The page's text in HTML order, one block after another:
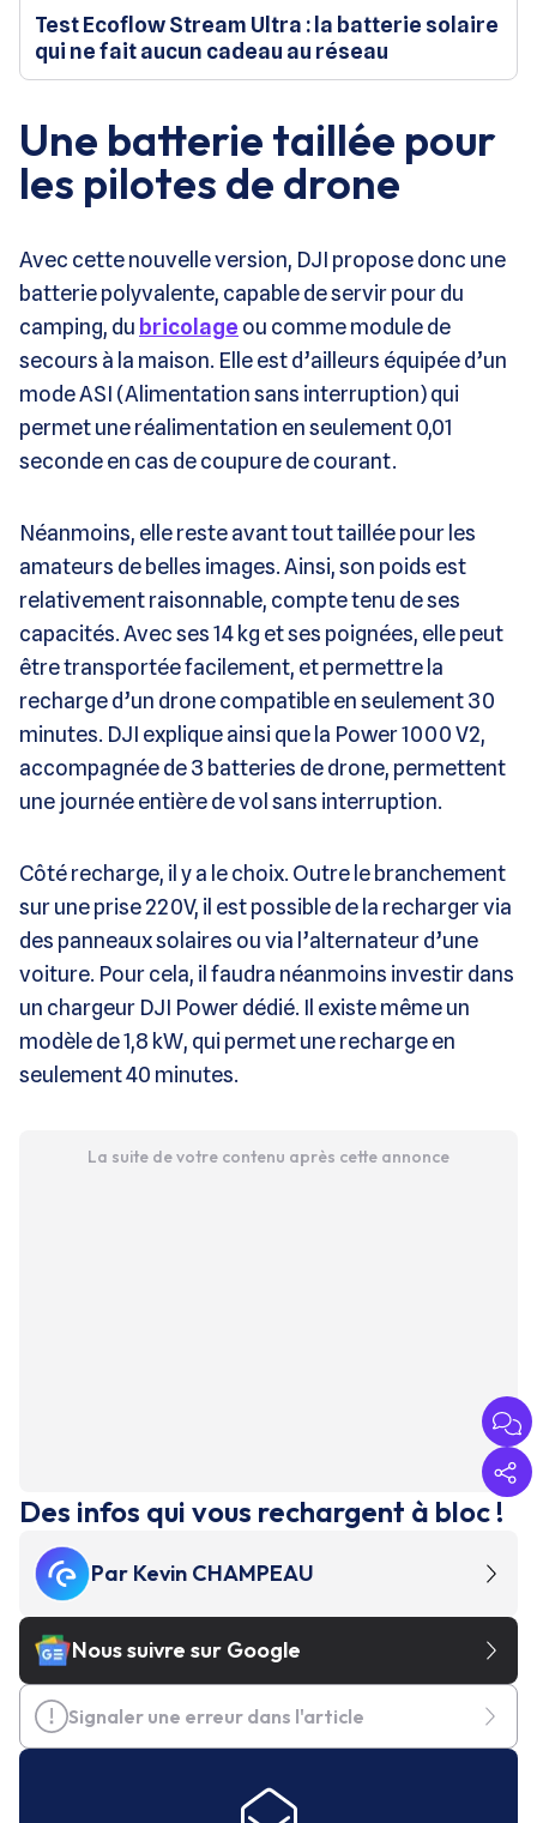
Test Ecoflow Stream Ultra : la batterie solaire
qui ne fait aucun cadeau au réseau
Une batterie taillée pour
les pilotes de drone
Avec cette nouvelle version, DJI propose donc une
batterie polyvalente, capable de servir pour du
camping, du bricolage ou comme module de
secours à la maison. Elle est d’ailleurs équipée d’un
mode ASI (Alimentation sans interruption) qui
permet une réalimentation en seulement 0,01
seconde en cas de coupure de courant.
Néanmoins, elle reste avant tout taillée pour les
amateurs de belles images. Ainsi, son poids est
relativement raisonnable, compte tenu de ses
capacités. Avec ses 14 kg et ses poignées, elle peut
être transportée facilement, et permettre la
recharge d’un drone compatible en seulement 30
minutes. DJI explique ainsi que la Power 1000 V2,
accompagnée de 3 batteries de drone, permettent
une journée entière de vol sans interruption.
Côté recharge, il y a le choix. Outre le branchement
sur une prise 220V, il est possible de la recharger via
des panneaux solaires ou via l’alternateur d’une
voiture. Pour cela, il faudra néanmoins investir dans
un chargeur DJI Power dédié. Il existe même un
modèle de 1,8 kW, qui permet une recharge en
seulement 40 minutes.
La suite de votre contenu après cette annonce
Des infos qui vous rechargent à bloc !
Par Kevin CHAMPEAU
Nous suivre sur Google
Signaler une erreur dans l'article